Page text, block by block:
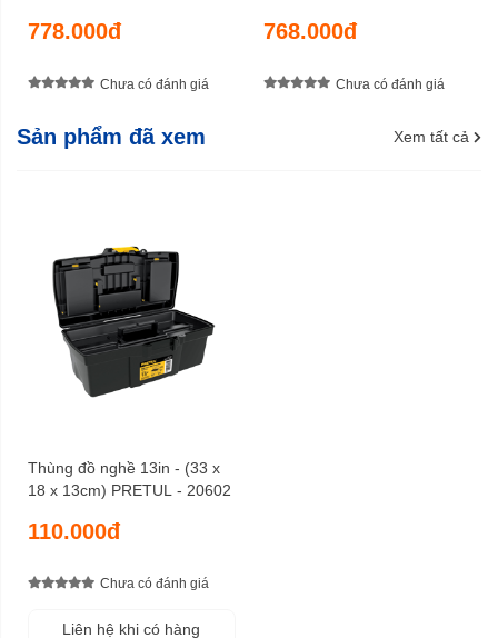
778.000đ
Chưa có đánh giá
768.000đ
Chưa có đánh giá
Sản phẩm đã xem Xem tất cả
Thùng đồ nghề 13in - (33 x
18 x 13cm) PRETUL - 20602
110.000đ
Chưa có đánh giá
Liên hệ khi có hàng